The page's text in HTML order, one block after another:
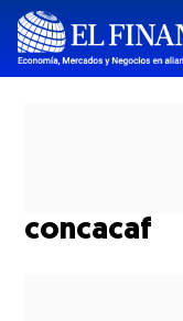
concacaf